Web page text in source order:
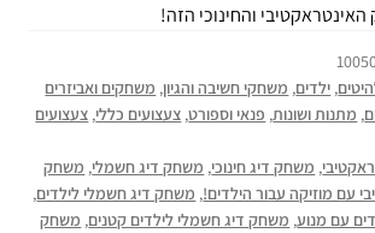
והחינוכי הזה!
, ילדים, משחקי חשיבה והגיון, משחקים ואביזרים
, מתנות ושונות, פנאי וספורט, צעצועים כללי, צעצועים
, משחק דיג חינוכי, משחק דיג חשמלי, משחק
עם מוזיקה עבור הילדים!, משחק דיג חשמלי לילדים,
עם מנוע, משחק דיג חשמלי לילדים קטנים, משחק